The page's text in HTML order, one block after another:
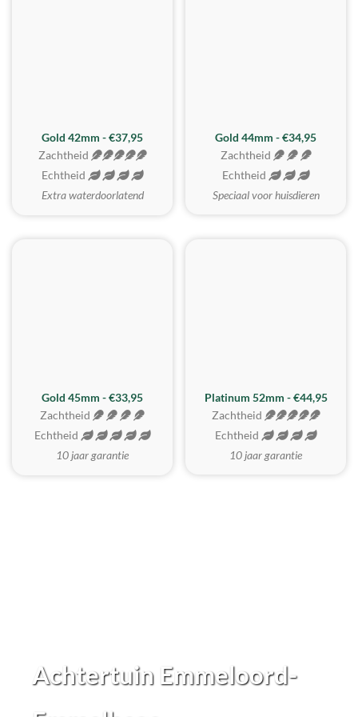
ZACHTSTE
Gold 42mm - €37,95
Zachtheid
Echtheid
Extra waterdoorlatend
Gold 44mm - €34,95
Zachtheid
Echtheid
Speciaal voor huisdieren
REALISTISCH
Gold 45mm - €33,95
Zachtheid
Echtheid
10 jaar garantie
ZACHTSTE
Platinum 52mm - €44,95
Zachtheid
Echtheid
10 jaar garantie
Achtertuin Emmeloord-